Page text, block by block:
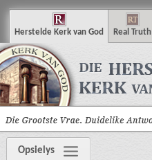
Herstelde Kerk van God Real Truth
Opsielys